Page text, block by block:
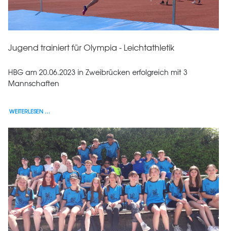
Jugend trainiert für Olympia - Leichtathletik
HBG am 20.06.2023 in Zweibrücken erfolgreich mit 3
Mannschaften
WEITERLESEN …